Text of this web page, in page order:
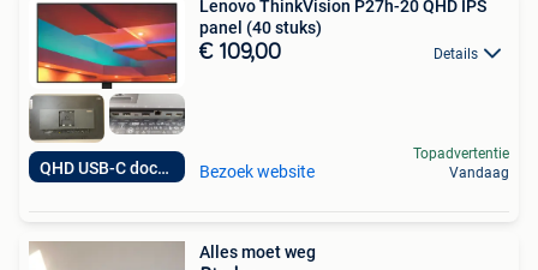
QHD USB-C docking
Lenovo ThinkVision P27h-20 QHD IPS
panel (40 stuks)
€ 109,00 Details
Bezoek website
Topadvertentie
Vandaag
Alles moet weg